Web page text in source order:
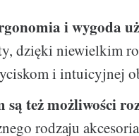
i wygoda
dzięki niewielkim
i intuicyjnej
są też możliwości
rodzaju